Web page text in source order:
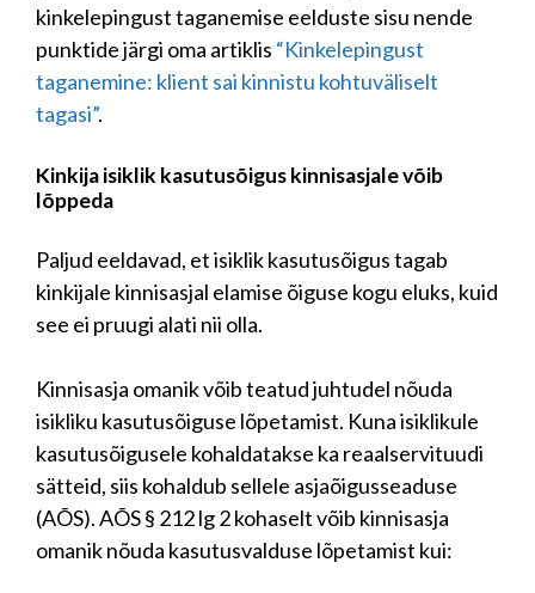
kinkelepingust taganemise eelduste sisu nende
punktide järgi oma artiklis “Kinkelepingust
taganemine: klient sai kinnistu kohtuväliselt
tagasi”.
Kinkija isiklik kasutusõigus kinnisasjale võib
lõppeda
Paljud eeldavad, et isiklik kasutusõigus tagab
kinkijale kinnisasjal elamise õiguse kogu eluks, kuid
see ei pruugi alati nii olla.
Kinnisasja omanik võib teatud juhtudel nõuda
isikliku kasutusõiguse lõpetamist. Kuna isiklikule
kasutusõigusele kohaldatakse ka reaalservituudi
sätteid, siis kohaldub sellele asjaõigusseaduse
(AÕS). AÕS § 212 lg 2 kohaselt võib kinnisasja
omanik nõuda kasutusvalduse lõpetamist kui: